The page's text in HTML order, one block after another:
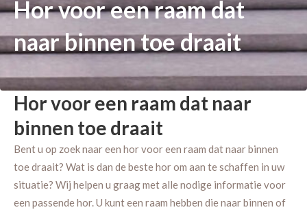
Hor voor een raam dat
naar binnen toe draait
Hor voor een raam dat naar
binnen toe draait
Bent u op zoek naar een hor voor een raam dat naar binnen
toe draait? Wat is dan de beste hor om aan te schaffen in uw
situatie? Wij helpen u graag met alle nodige informatie voor
een passende hor. U kunt een raam hebben die naar binnen of